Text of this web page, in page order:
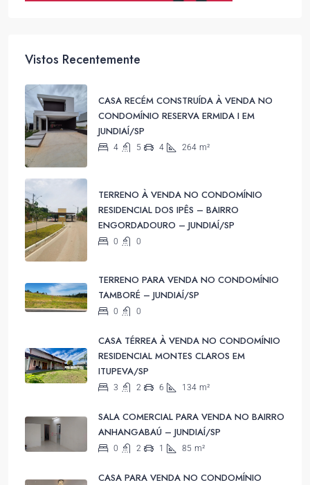
Vistos Recentemente
CASA RECÉM CONSTRUÍDA À VENDA NO
CONDOMÍNIO RESERVA ERMIDA I EM
JUNDIAÍ/SP
4 5 4 264 m²
TERRENO À VENDA NO CONDOMÍNIO
RESIDENCIAL DOS IPÊS – BAIRRO
ENGORDADOURO – JUNDIAÍ/SP
0 0
TERRENO PARA VENDA NO CONDOMÍNIO
TAMBORÉ – JUNDIAÍ/SP
0 0
CASA TÉRREA À VENDA NO CONDOMÍNIO
RESIDENCIAL MONTES CLAROS EM
ITUPEVA/SP
3 2 6 134 m²
SALA COMERCIAL PARA VENDA NO BAIRRO
ANHANGABAÚ – JUNDIAÍ/SP
0 2 1 85 m²
CASA PARA VENDA NO CONDOMÍNIO